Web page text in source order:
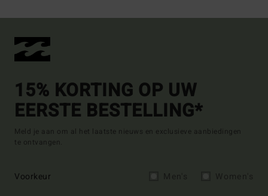
15% KORTING OP UW
EERSTE BESTELLING*
Meld je aan om al het laatste nieuws en exclusieve aanbiedingen
te ontvangen.
Voorkeur